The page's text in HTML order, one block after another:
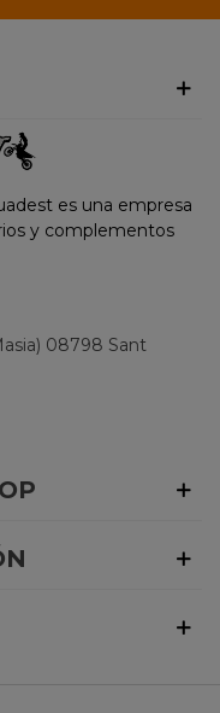
es una empresa
y complementos
08798 Sant